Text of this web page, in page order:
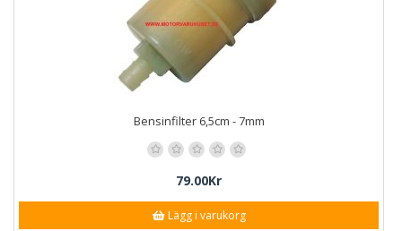
Bensinfilter 6,5cm - 7mm
79.00Kr
Lägg i varukorg